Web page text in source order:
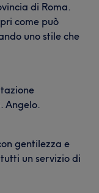
di Roma.
come può
uno stile che
Angelo.
gentilezza e
un servizio di